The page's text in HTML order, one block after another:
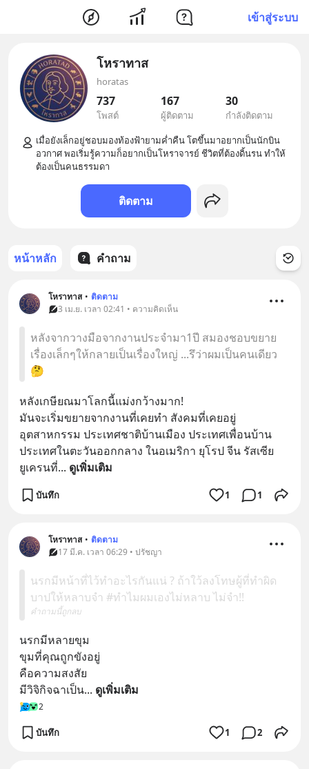
เข้าสู่ระบบ
โหราทาส
horatas
737
โพสต์
167
ผู้ติดตาม
30
กำลังติดตาม
เมื่อยังเล็กอยู่ชอบมองท้องฟ้ายามค่ำคืน โตขึ้นมาอยากเป็นนักบิน
อวกาศ พอเริ่มรู้ความก็อยากเป็นโหราจารย์ ชีวิตที่ต้องดิ้นรน ทำให้
ติดตาม
หน้าหลัก คำถาม
โหราทาส • ติดตาม
3 เม.ย. เวลา 02:41 • ความคิดเห็น
หลังจากวางมือจากงานประจำมา1ปี สมองชอบขยาย
เรื่องเล็กๆให้กลายเป็นเรื่องใหญ่ ...รึว่าผมเป็นคนเดียว
🤔
หลังเกษียณมาโลกนี้แม่งกว้างมาก!
มันจะเริ่มขยายจากงานที่เคยทำ สังคมที่เคยอยู่
อุตสาหกรรม ประเทศชาติบ้านเมือง ประเทศเพื่อนบ้าน
ประเทศในตะวันออกกลาง ในอเมริกา ยุโรป จีน รัสเซีย
ยูเครนที่... ดูเพิ่มเติม
บันทึก 1 1
โหราทาส • ติดตาม
17 มี.ค. เวลา 06:29 • ปรัชญา
นรกมีหน้าที่ไว้ทำอะไรกันแน่ ? ถ้าใว้ลงโทษผู้ที่ทำผิด
บาปให้หลาบจำ #ทำไมผมเองไม่หลาบ ไม่จำ!!
คำถามนี้ถูกลบ
นรกมีหลายขุม
ขุมที่คุณถูกขังอยู่
คือความสงสัย
มีวิจิกิจฉาเป็น... ดูเพิ่มเติม
2
บันทึก 1 2